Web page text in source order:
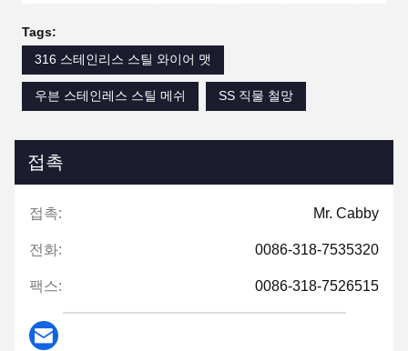
Tags:
316 스테인리스 스틸 와이어 맷
우븐 스테인레스 스틸 메쉬 SS 직물 철망
접촉
접촉: Mr. Cabby
전화: 0086-318-7535320
팩스: 0086-318-7526515